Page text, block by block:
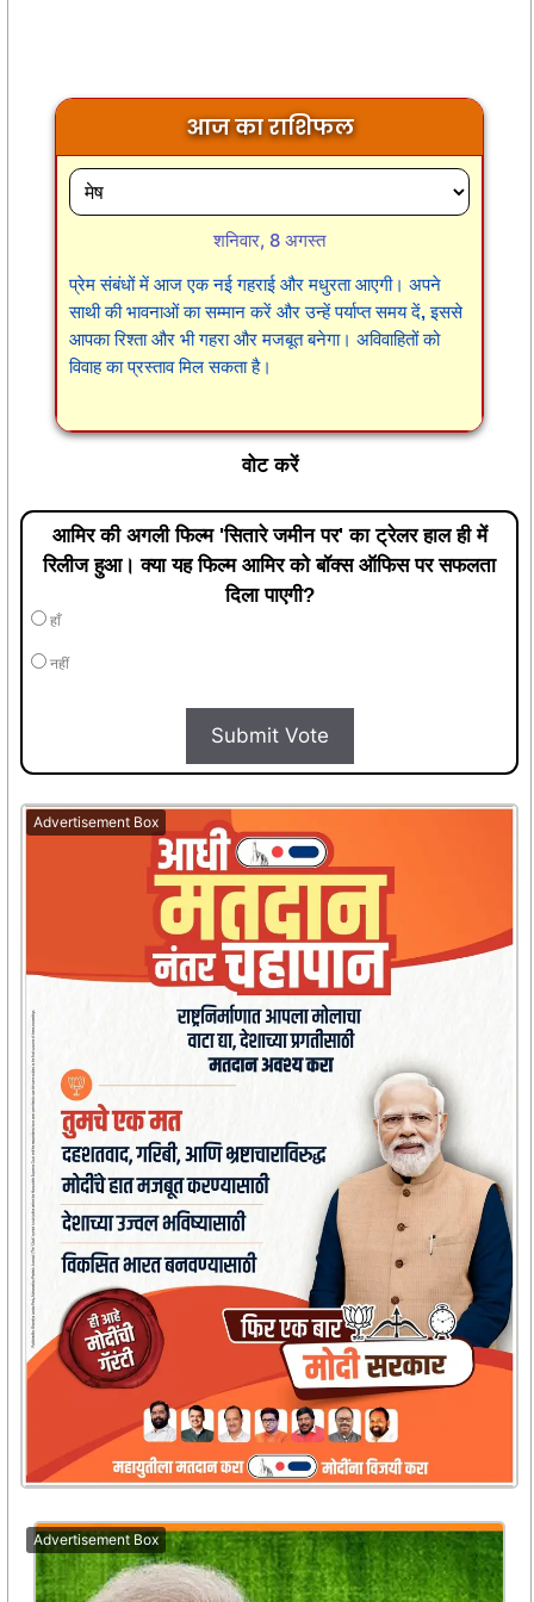
आज का राशिफल
शनिवार, 8 अगस्त
प्रेम संबंधों में आज एक नई गहराई और मधुरता आएगी। अपने
साथी की भावनाओं का सम्मान करें और उन्हें पर्याप्त समय दें, इससे
आपका रिश्ता और भी गहरा और मजबूत बनेगा। अविवाहितों को
विवाह का प्रस्ताव मिल सकता है।
वोट करें
आमिर की अगली फिल्म 'सितारे जमीन पर' का ट्रेलर हाल ही में
रिलीज हुआ। क्या यह फिल्म आमिर को बॉक्स ऑफिस पर सफलता
दिला पाएगी?
हाँ
नहीं
Submit Vote
Advertisement Box
Advertisement Box